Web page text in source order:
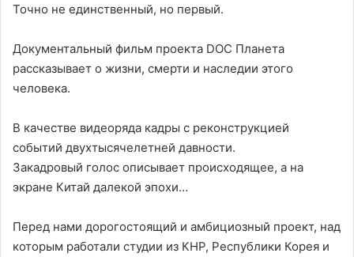
Точно не единственный, но первый.
Документальный фильм проекта DOC Планета
рассказывает о жизни, смерти и наследии этого
человека.
В качестве видеоряда кадры с реконструкцией
событий двухтысячелетней давности.
Закадровый голос описывает происходящее, а на
экране Китай далекой эпохи…
Перед нами дорогостоящий и амбициозный проект, над
которым работали студии из КНР, Республики Корея и